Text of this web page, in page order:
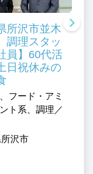
所沢市並木
理スタッ
】60代活
祝休みの
フード・アミ
ト系、調理／
沢市